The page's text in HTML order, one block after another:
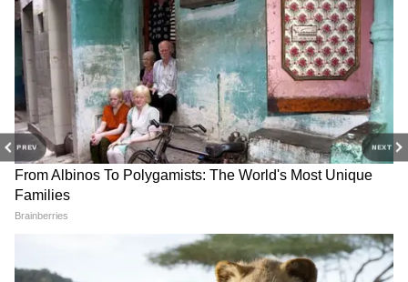
PREV NEXT
RECOMMENDED STORIES